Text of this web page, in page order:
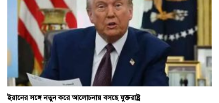
ইরানের সঙ্গে নতুন করে আলোচনায় বসছে যুক্তরাষ্ট্র